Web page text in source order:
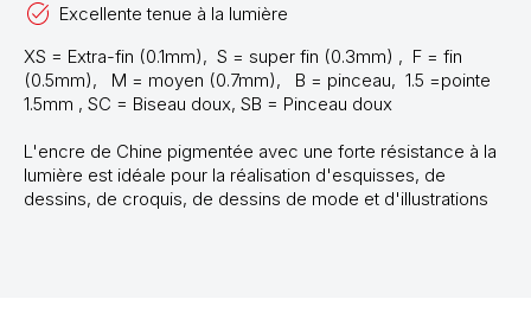
Excellente tenue à la lumière
XS = Extra-fin (0.1mm), S = super fin (0.3mm) , F = fin
(0.5mm), M = moyen (0.7mm), B = pinceau, 1.5 =pointe
1.5mm , SC = Biseau doux, SB = Pinceau doux
L'encre de Chine pigmentée avec une forte résistance à la
lumière est idéale pour la réalisation d'esquisses, de
dessins, de croquis, de dessins de mode et d'illustrations